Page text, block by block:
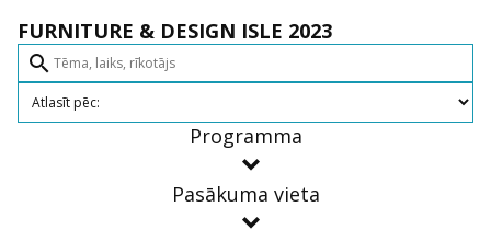
FURNITURE & DESIGN ISLE 2023
search
Programma
Pasākuma vieta